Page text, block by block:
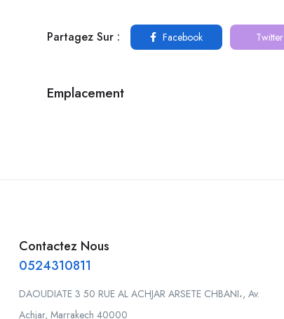
Partagez Sur : Facebook Twitter
Emplacement
Contactez Nous
0524310811
DAOUDIATE 3 50 RUE AL ACHJAR ARSETE CHBANI،, Av.
Achjar, Marrakech 40000